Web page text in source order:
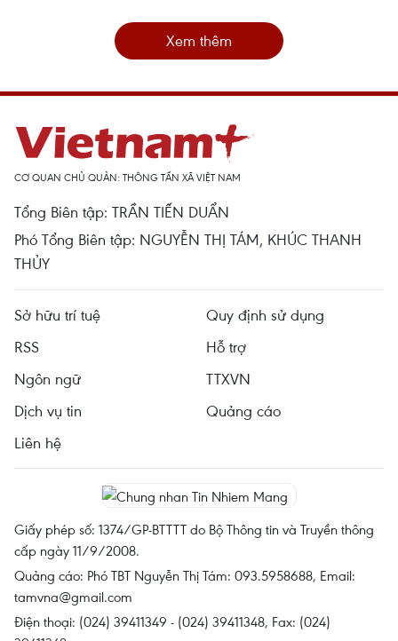
Xem thêm
CƠ QUAN CHỦ QUẢN: THÔNG TẤN XÃ VIỆT NAM
Tổng Biên tập: TRẦN TIẾN DUẨN
Phó Tổng Biên tập: NGUYỄN THỊ TÁM, KHÚC THANH
THỦY
Sở hữu trí tuệ
Quy định sử dụng
RSS
Hỗ trợ
Ngôn ngữ
TTXVN
Dịch vụ tin
Quảng cáo
Liên hệ
Giấy phép số: 1374/GP-BTTTT do Bộ Thông tin và Truyền thông
cấp ngày 11/9/2008.
Quảng cáo: Phó TBT Nguyễn Thị Tám: 093.5958688, Email:
tamvna@gmail.com
Điện thoại: (024) 39411349 - (024) 39411348, Fax: (024)